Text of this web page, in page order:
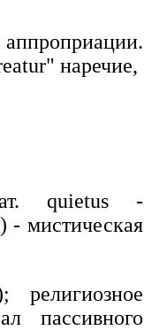
наречие,
quietus -
- мистическая
пассивного